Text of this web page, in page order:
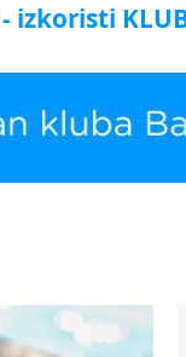
izkoristi